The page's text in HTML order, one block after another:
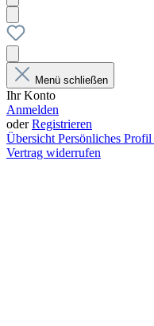
Menü schließen
Ihr Konto
Anmelden
oderRegistrieren
Übersicht Persönliches Profil
Vertrag widerrufen